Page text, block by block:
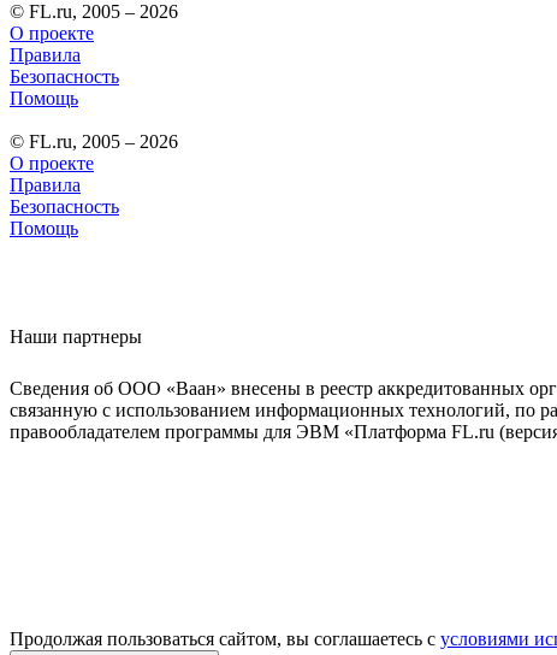
© FL.ru, 2005 – 2026
О проекте
Правила
Безопасность
Помощь
© FL.ru, 2005 – 2026
О проекте
Правила
Безопасность
Помощь
Наши партнеры
Сведения об ООО «Ваан» внесены в реестр аккредитованных
связанную с использованием информационных технологий, по
правообладателем программы для ЭВМ «Платформа FL.ru
Продолжая пользоваться сайтом, вы соглашаетесь с условиями